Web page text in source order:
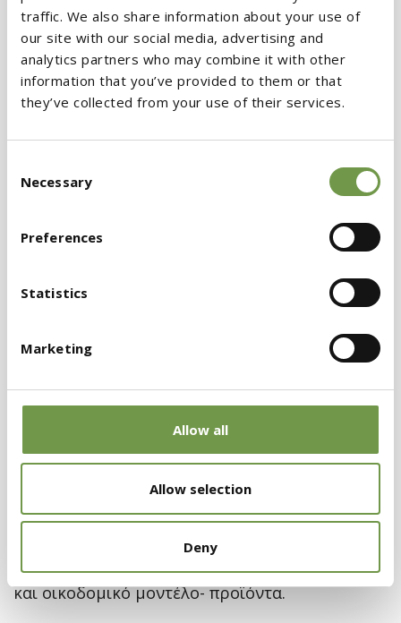
traffic. We also share information about your use of
our site with our social media, advertising and
analytics partners who may combine it with other
information that you’ve provided to them or that
they’ve collected from your use of their services.
Selection
Necessary
Preferences
Statistics
Marketing
Allow all
Allow selection
Deny
αυστηρά διεθνήσυστήματα πιστοποίησης
βιωσιμότητας για κτήρια. Αυτό σημαίνει ότι
χρησιμοποιώντας τα εν λόγω προϊόντα, οι
πιθανότητες να χαρακτηριστεί ένα κτήριο ως
BREEAM αυξάνονται. Το BREEAMεξετάζει
περιβαλλοντικές και βιώσιμες
πρακτικές
ενός κτηρίου / σπιτιού, βάζοντας
απόδοση(κατανάλωση ενέργειας, εκπομπές
(βιωσιμότητα υλικών,
, ποιότητα εσωτερικού
αέρα, φυσικό φωτισμό, ακουστική, διαχείριση
αποβλήτων, προστασία βιοποικιλότητας. Αυτό
βέβαια δεν συνεπάγεται ότι το παλιό μας σπίτι
θα αναβαθμιστεί απλώς αν χρησιμοποιήσουμε
EC1
, όπως τα παρακάτω. Σημαίνει, όμως, ότι
και οικοδομικό μοντέλο- προϊόντα.